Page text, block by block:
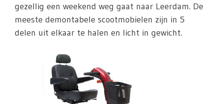
gezellig een weekend weg gaat naar Leerdam. De
meeste demontabele scootmobielen zijn in 5
delen uit elkaar te halen en licht in gewicht.